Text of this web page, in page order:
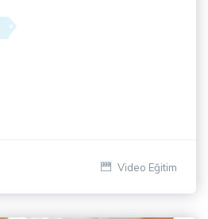
Video Eğitim